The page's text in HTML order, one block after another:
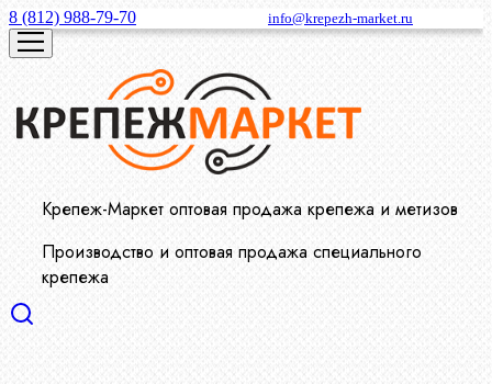
8 (812) 988-79-70 info@krepezh-market.ru
Крепеж-Маркет оптовая продажа крепежа и метизов
Производство и оптовая продажа специального
крепежа